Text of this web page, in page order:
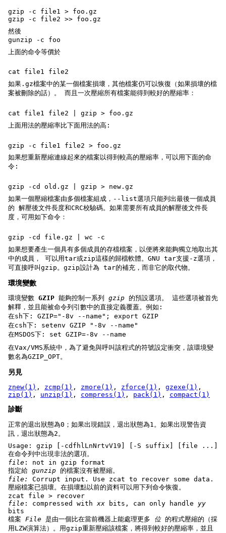
gzip -c file1 > foo.gz
gzip -c file2 >> foo.gz
然後
gunzip -c foo
上面的命令等價於
cat file1 file2
如果.gz檔案中的某一個檔案損壞，其他檔案仍可以恢復（如果損壞的檔
案被刪除的話）。 而且一次壓縮所有檔案能得到較好的壓縮率：
cat file1 file2 | gzip > foo.gz
上面用法的壓縮率比下面用法的高:
gzip -c file1 file2 > foo.gz
如果想重新壓縮連線起來的檔案以得到較高的壓縮率，可以用下面的命
令:
gzip -cd old.gz | gzip > new.gz
如果一個壓縮檔案由多個檔案組成，--list選項只能列出最後一個成員
的 解壓後文件長度和CRC校驗碼。如果需要所有成員的解壓後文件長
度，可用如下命令：
gzip -cd file.gz | wc -c
如果想要產生一個具有多個成員的存檔檔案，以便將來能夠獨立地取出其
中的成員， 可以用tar或zip這樣的歸檔軟體。GNU tar支援-z選項，
可直接呼叫gzip。gzip設計為 tar的補充，而非它的取代物。
環境變數
環境變數 GZIP 能夠控制一系列 gzip 的預設選項。 這些選項被首先
解釋，並且能被命令列引數中的直接定義覆蓋。例如:
在sh下: GZIP="-8v --name"; export GZIP
在csh下: setenv GZIP "-8v --name"
在MSDOS下: set GZIP=-8v --name
在Vax/VMS系統中，為了避免與呼叫該程式的符號設定衝突，該環境變
數名為GZIP_OPT。
另見
znew(1) , zcmp(1) , zmore(1) , zforce(1) , gzexe(1) ,
zip(1) , unzip(1) , compress(1) , pack(1) , compact(1)
診斷
正常的退出狀態為0；如果出現錯誤，退出狀態為1。如果出現警告資
訊，退出狀態為2。
Usage: gzip [-cdfhlLnNrtvV19] [-S suffix] [file ...]
在命令列中出現非法的選項。
file : not in gzip format
指定給 gunzip 的檔案沒有被壓縮。
file:
Corrupt input. Use zcat to recover some data.
壓縮檔案已損壞。在損壞點以前的資料可以用下列命令恢復。
zcat file > recover
file : compressed withxx bits, can only handle yy
bits
檔案 File 是由一個比在當前機器上能處理更多 位的程式壓縮的（採
用LZW演算法）。用gzip重新壓縮該檔案，將得到較好的壓縮率，並且